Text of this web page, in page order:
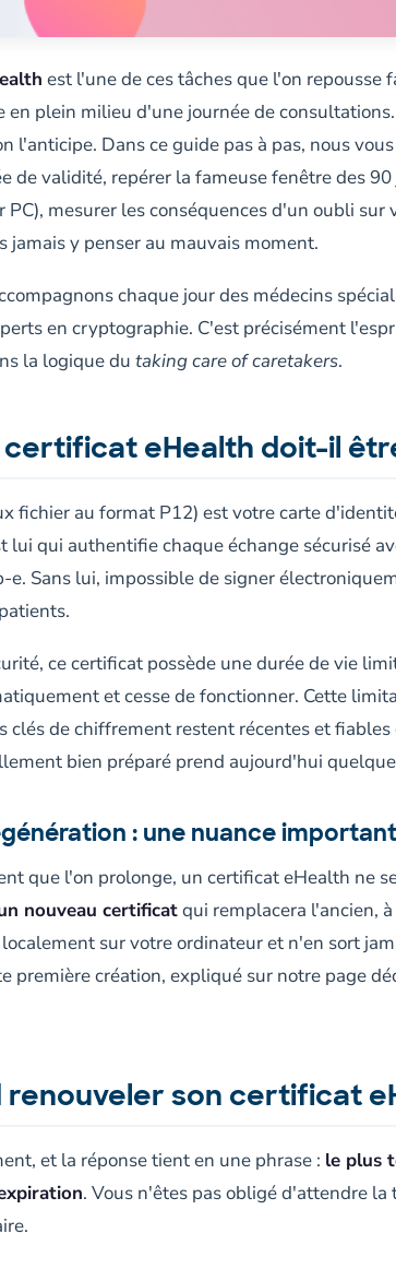
est l'une de ces tâches que l'on repousse
en plein milieu d'une journée de
l'anticipe. Dans ce guide pas à pas, nous
de validité, repérer la fameuse fenêtre des
PC), mesurer les conséquences d'un oubli
jamais y penser au mauvais moment.
chaque jour des médecins
en cryptographie. C'est précisément
la logique du taking care of caretakers.
certificat eHealth doit-il
fichier au format P12) est votre carte
lui qui authentifie chaque échange sécurisé
e. Sans lui, impossible de signer
ce certificat possède une durée de vie
et cesse de fonctionner. Cette
clés de chiffrement restent récentes et
bien préparé prend aujourd'hui
: une nuance
que l'on prolonge, un certificat eHealth ne
nouveau certificatqui remplacera l'ancien,
sur votre ordinateur et n'en sort
première création, expliqué sur notre page
renouveler son certificat
et la réponse tient en une phrase : le plus
. Vous n'êtes pas obligé d'attendre